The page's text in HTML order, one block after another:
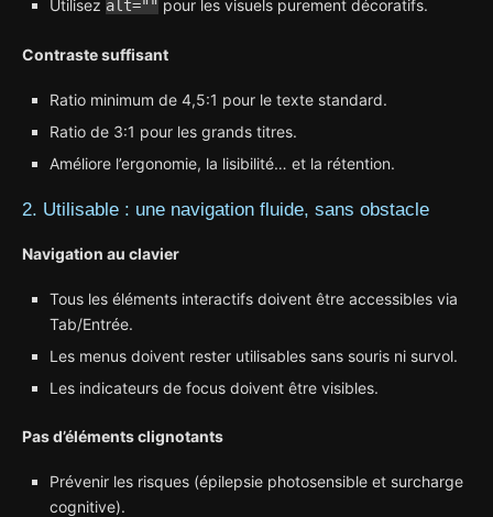
Utilisez alt="" pour les visuels purement décoratifs.
Contraste suffisant
Ratio minimum de 4,5:1 pour le texte standard.
Ratio de 3:1 pour les grands titres.
Améliore l’ergonomie, la lisibilité… et la rétention.
2. Utilisable : une navigation fluide, sans obstacle
Navigation au clavier
Tous les éléments interactifs doivent être accessibles via
Tab/Entrée.
Les menus doivent rester utilisables sans souris ni survol.
Les indicateurs de focus doivent être visibles.
Pas d’éléments clignotants
Prévenir les risques (épilepsie photosensible et surcharge
cognitive).